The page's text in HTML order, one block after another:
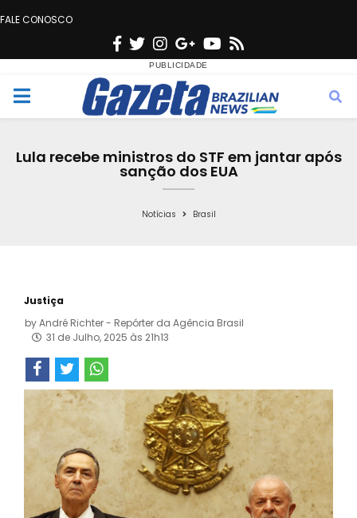
FALE CONOSCO
F
c
e
o
T
w
i
t
e
r
n
s
t
g
r
a
G
o
o
g
e
Y
u
t
b
s
M
Lula recebe ministros do STF em jantar após
sanção dos EUA
Notícias Brasil
Justiça
byAndré Richter - Repórter da Agência Brasil
31 de Julho, 2025 às 21h13